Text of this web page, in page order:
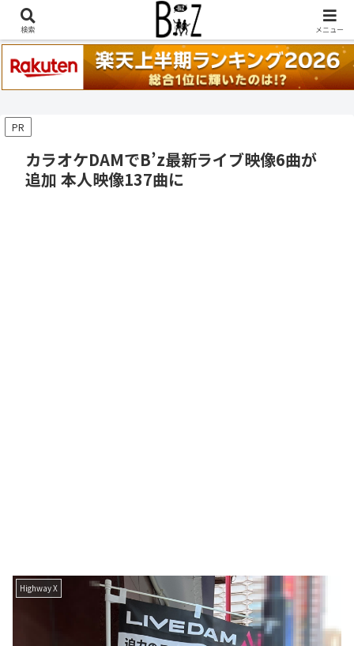
稲葉浩志『en-Zepp』『enⅣ』セトリ一覧はこちら
PR
カラオケDAMでB’z最新ライブ映像6曲が
追加 本人映像137曲に
Highway X
検索 メニュー